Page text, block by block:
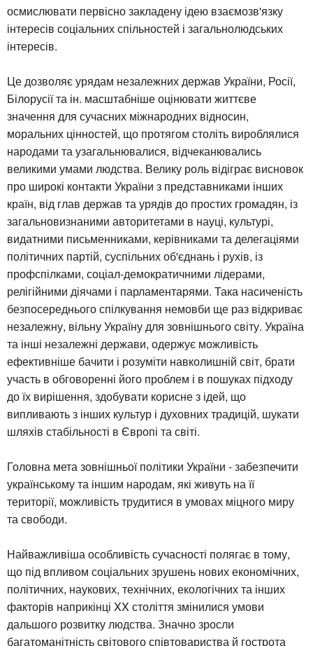
осмислювати первісно закладену ідею взаємозв'язку
інтересів соціальних спільностей і загальнолюдських
інтересів.
Це дозволяє урядам незалежних держав України, Росії,
Білорусії та ін. масштабніше оцінювати життєве
значення для сучасних міжнародних відносин,
моральних цінностей, що протягом століть вироблялися
народами та узагальнювалися, відчеканювались
великими умами людства. Велику роль відіграє висновок
про широкі контакти України з представниками інших
країн, від глав держав та урядів до простих громадян, із
загальновизнаними авторитетами в науці, культурі,
видатними письменниками, керівниками та делегаціями
політичних партій, суспільних об'єднань і рухів, із
профспілками, соціал-демократичними лідерами,
релігійними діячами і парламентарями. Така насиченість
безпосереднього спілкування немовби ще раз відкриває
незалежну, вільну Україну для зовнішнього світу. Україна
та інші незалежні держави, одержує можливість
ефективніше бачити і розуміти навколишній світ, брати
участь в обговоренні його проблем і в пошуках підходу
до їх вирішення, здобувати корисне з ідей, що
випливають з інших культур і духовних традицій, шукати
шляхів стабільності в Європі та світі.
Головна мета зовнішньої політики України - забезпечити
українському та іншим народам, які живуть на її
території, можливість трудитися в умовах міцного миру
та свободи.
Найважливіша особливість сучасності полягає в тому,
що під впливом соціальних зрушень нових економічних,
політичних, наукових, технічних, екологічних та інших
факторів наприкінці XX століття змінилися умови
дальшого розвитку людства. Значно зросли
багатоманітність світового співтовариства й гострота